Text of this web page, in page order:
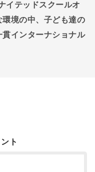
イテッドスクールオ
境の中、子ども達の
インターナショナル
ト